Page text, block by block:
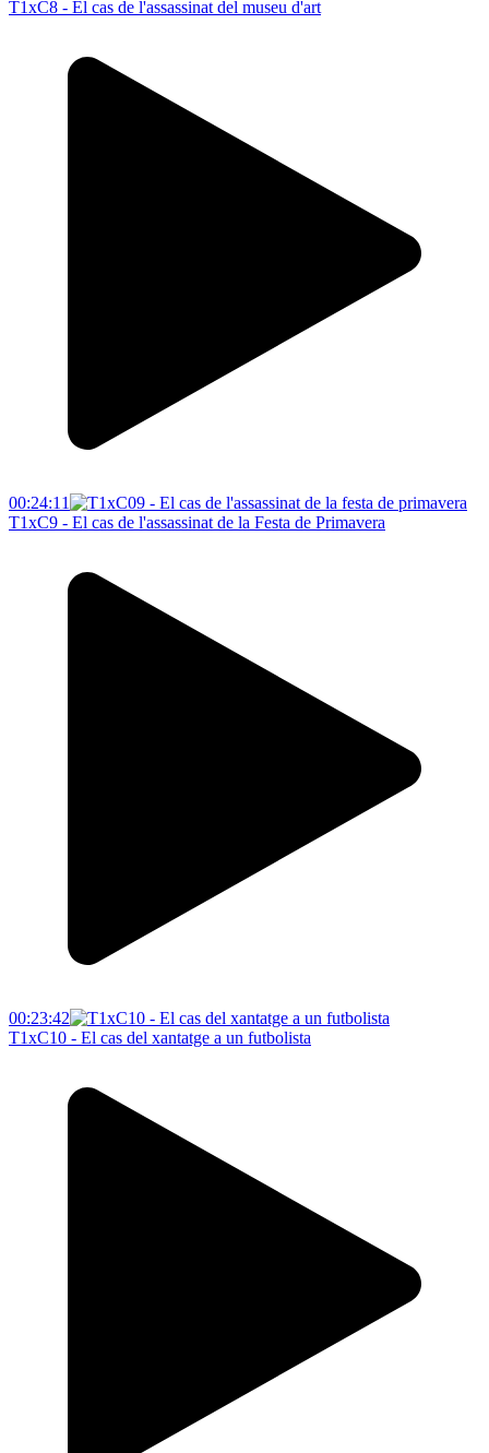
T1xC8 - El cas de l'assassinat del museu d'art
00:24:11
T1xC9 - El cas de l'assassinat de la Festa de Primavera
00:23:42
T1xC10 - El cas del xantatge a un futbolista